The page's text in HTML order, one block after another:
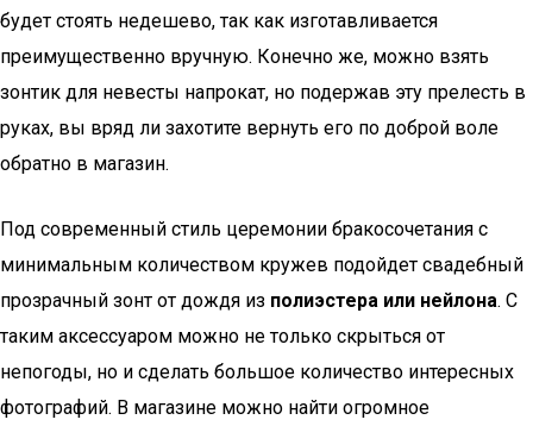
будет стоять недешево, так как изготавливается
преимущественно вручную. Конечно же, можно взять
зонтик для невесты напрокат, но подержав эту прелесть в
руках, вы вряд ли захотите вернуть его по доброй воле
обратно в магазин.
Под современный стиль церемонии бракосочетания с
минимальным количеством кружев подойдет свадебный
прозрачный зонт от дождя из полиэстера или нейлона. С
таким аксессуаром можно не только скрыться от
непогоды, но и сделать большое количество интересных
фотографий. В магазине можно найти огромное